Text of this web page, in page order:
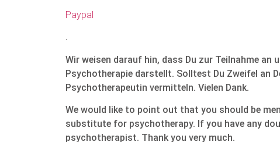
Paypal
.
Wir weisen darauf hin, dass Du zur Teilnahme
Psychotherapie darstellt. Solltest Du Zweifel an
Psychotherapeutin vermitteln. Vielen Dank.
We would like to point out that you should be
substitute for psychotherapy. If you have any
psychotherapist. Thank you very much.